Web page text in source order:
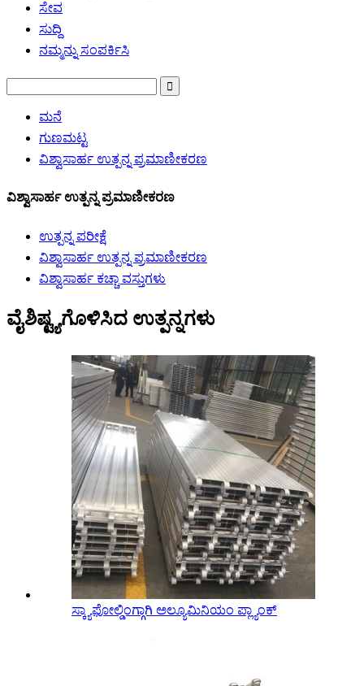
ಸೇವ
ಸುದ್ದಿ
ನಮ್ಮನ್ನು ಸಂಪರ್ಕಿಸಿ
ಮನೆ
ಗುಣಮಟ್ಟ
ವಿಶ್ವಾಸಾರ್ಹ ಉತ್ಪನ್ನ ಪ್ರಮಾಣೀಕರಣ
ವಿಶ್ವಾಸಾರ್ಹ ಉತ್ಪನ್ನ ಪ್ರಮಾಣೀಕರಣ
ಉತ್ಪನ್ನ ಪರೀಕ್ಷೆ
ವಿಶ್ವಾಸಾರ್ಹ ಉತ್ಪನ್ನ ಪ್ರಮಾಣೀಕರಣ
ವಿಶ್ವಾಸಾರ್ಹ ಕಚ್ಚಾ ವಸ್ತುಗಳು
ವೈಶಿಷ್ಟ್ಯಗೊಳಿಸಿದ ಉತ್ಪನ್ನಗಳು
ಸ್ಕ್ಯಾಫೋಲ್ಡಿಂಗ್ಗಾಗಿ ಅಲ್ಯೂಮಿನಿಯಂ ಪ್ಲ್ಯಾಂಕ್